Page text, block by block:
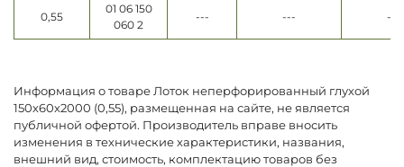
0,55
01 06 150
060 2
--- --- ---
Информация о товаре Лоток неперфорированный глухой
150х60х2000 (0,55), размещенная на сайте, не является
публичной офертой. Производитель вправе вносить
изменения в технические характеристики, названия,
внешний вид, стоимость, комплектацию товаров без